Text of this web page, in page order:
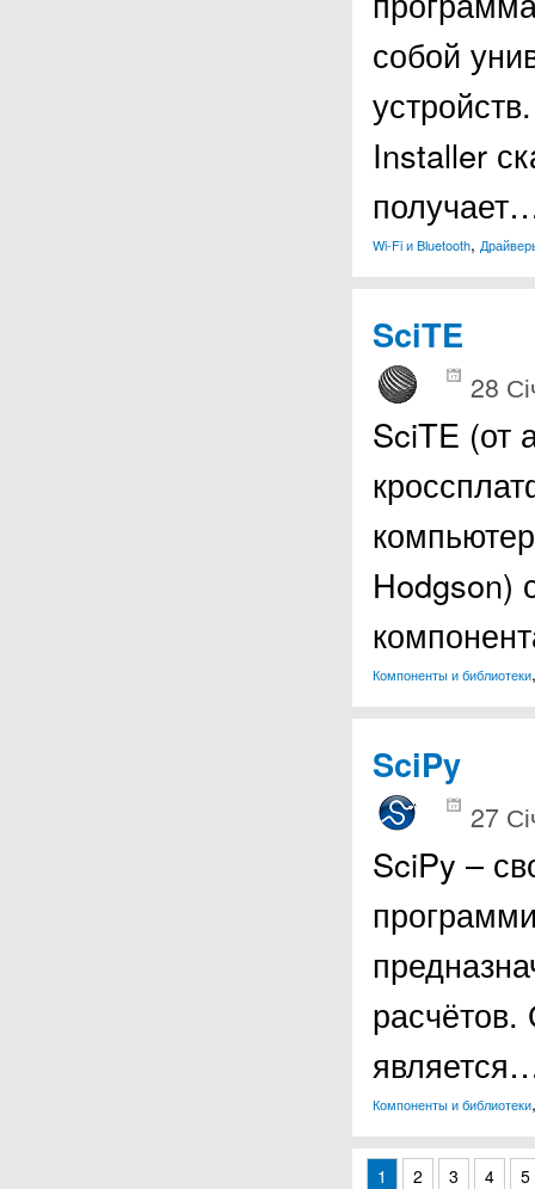
собой
Installer
Wi-Fi и Bluetooth,
SciTE
28
SciTE (от
Hodgson)
Компоненты и библиотеки
SciPy
27
SciPy –
Компоненты и библиотеки
1 2 3 4 5